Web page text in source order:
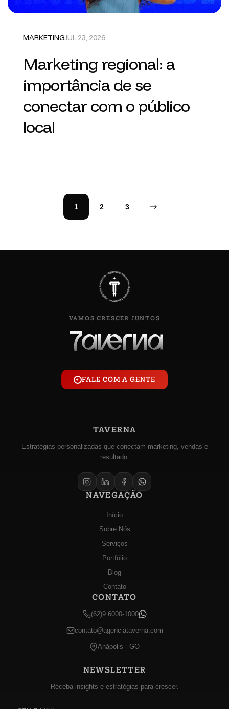
MARKETINGJUL 23, 2026
Marketing regional: a
importância de se
conectar com o público
local
1 2 3
VAMOS CRESCER JUNTOS
+ FALE COM A GENTE
TAVERNA
Estratégias personalizadas que conectam marketing, vendas e
resultado.
NAVEGAÇÃO
Início
Sobre Nós
Serviços
Portfólio
Blog
Contato
CONTATO
(62)9 6000-1000
contato@agenciataverna.com
Anápolis - GO
NEWSLETTER
Receba insights e estratégias para crescer.